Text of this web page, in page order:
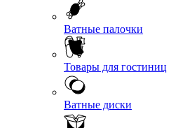
Ватные палочки
Товары для гостиниц
Ватные диски